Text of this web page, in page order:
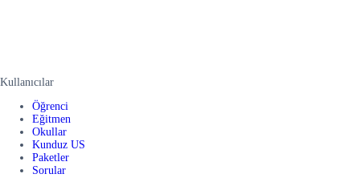
Kullanıcılar
Öğrenci
Eğitmen
Okullar
Kunduz US
Paketler
Sorular